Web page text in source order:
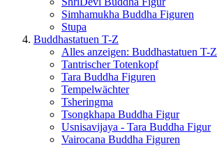
Simhamukha Buddha Figuren
Stupa
Buddhastatuen T-Z
Alles anzeigen: Buddhastatuen T-Z
Tantrischer Totenkopf
Tara Buddha Figuren
Tempelwächter
Tsheringma
Tsongkhapa Buddha Figur
Usnisavijaya - Tara Buddha Figur
Vairocana Buddha Figuren